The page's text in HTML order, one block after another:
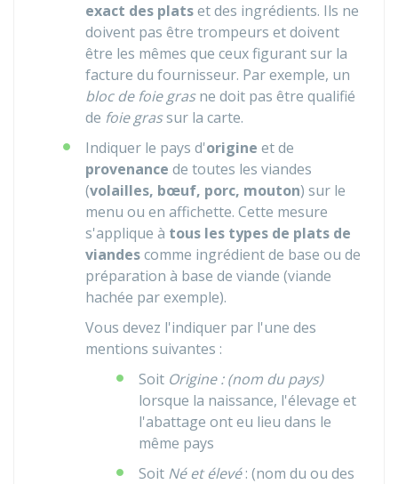
exact des platset des ingrédients. Ils ne
doivent pas être trompeurs et doivent
être les mêmes que ceux figurant sur la
facture du fournisseur. Par exemple, un
bloc de foie grasne doit pas être qualifié
de foie grassur la carte.
Indiquer le pays d'origine et de
provenance de toutes les viandes
(volailles, bœuf, porc, mouton) sur le
menu ou en affichette. Cette mesure
s'applique à tous les types de plats de
viandescomme ingrédient de base ou de
préparation à base de viande (viande
hachée par exemple).
Vous devez l'indiquer par l'une des
mentions suivantes :
Soit Origine : (nom du pays)
lorsque la naissance, l'élevage et
l'abattage ont eu lieu dans le
même pays
Soit Né et élevé: (nom du ou des